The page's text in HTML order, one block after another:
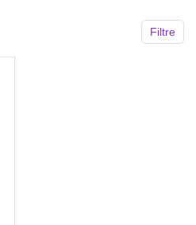
Filtre